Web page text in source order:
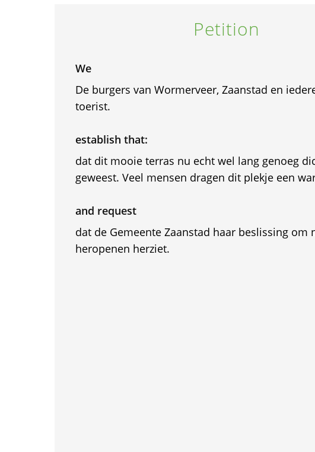
Petition
We
De burgers van Wormerveer, Zaanstad en
toerist.
establish that:
dat dit mooie terras nu echt wel lang genoeg
geweest. Veel mensen dragen dit plekje een
and request
dat de Gemeente Zaanstad haar beslissing om
heropenen herziet.